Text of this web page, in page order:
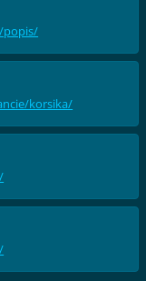
popis/
korsika/